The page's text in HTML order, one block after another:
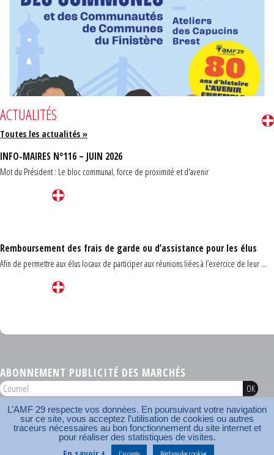
ACTUALITÉS
Toutes les actualités »
INFO-MAIRES N°116 – JUIN 2026
Mot du Président : Le bloc communal, force de proximité et d'avenir
Remboursement des frais de garde ou d’assistance pour les élus
Afin de permettre aux élus locaux de participer aux réunions liées à l’exercice de leur ...
ABONNEMENT PUBLICITÉ DES MARCHÉS
AMF 29 © 2026
Plan du site Nos coordonnées Mentions légales
Contact
Carrefour des communes
AMF
L’AMF 29 respecte vos données. En poursuivant votre navigation
sur ce site, vous acceptez l’utilisation de cookies ou autres
traceurs nécessaires au bon fonctionnement du site internet et
pour réaliser des statistiques de visites.